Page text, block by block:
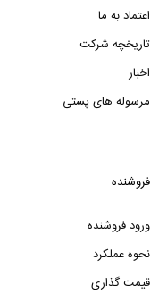
اعتماد به ما
تاریخچه شرکت
اخبار
مرسوله های پستی
فروشنده
ورود فروشنده
نحوه عملکرد
قیمت گذاری